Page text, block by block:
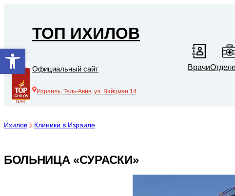
Открыть панель инструментов
ТОП ИХИЛОВ
Официальный сайт
Израиль, Тель-Авив, ул. Вайцман 14
Врачи
Ихилов Клиники в Израиле
БОЛЬНИЦА «СУРАСКИ»